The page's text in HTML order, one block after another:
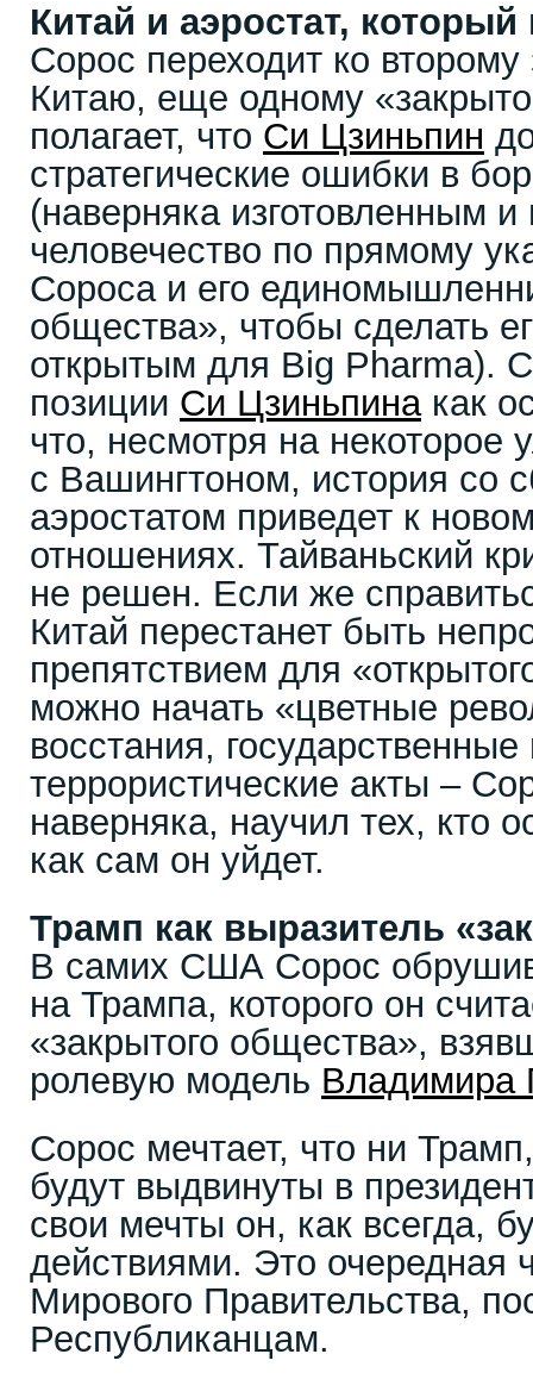
Китай и аэростат,
Сорос переходит ко
Китаю, еще одному
полагает, что Си Цзиньпин
стратегические ошибки в
(наверняка изготовленным
человечество по прямому
Сороса и его
общества», чтобы сделать
открытым для Big Pharma).
позиции Си Цзиньпинакак
что, несмотря на некоторое
с Вашингтоном, история со
аэростатом приведет к
отношениях. Тайваньский
не решен. Если же
Китай перестанет быть
препятствием для
можно начать «цветные
восстания,
террористические акты –
наверняка, научил тех, кто
как сам он уйдет.
Трамп как выразитель
В самих США Сорос
на Трампа, которого он
«закрытого общества»,
ролевую модель Владимира
Сорос мечтает, что ни
будут выдвинуты в
свои мечты он, как всегда,
действиями. Это очередная
Мирового Правительства,
Республиканцам.